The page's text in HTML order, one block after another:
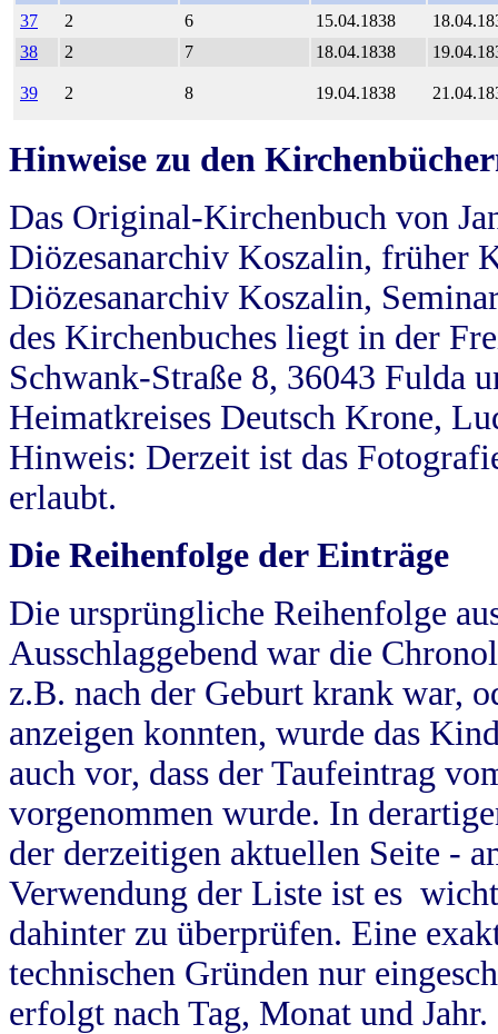
37
2 6 15.04.1838
38
2 7 18.04.1838
39 2 8 19.04.1838
Hinweise zu den
Das Original-Kirchenbuch von
Diözesanarchiv Koszalin, früher
Diözesanarchiv Koszalin,
des Kirchenbuches liegt in der
Schwank-Straße 8, 36043 Fulda
Heimatkreises Deutsch Krone,
Hinweis: Derzeit ist das
erlaubt.
Die Reihenfolge der Einträge
Die ursprüngliche Reihenfolge
Ausschlaggebend war die
z.B. nach der Geburt krank war,
anzeigen konnten, wurde das
auch vor, dass der Taufeintrag
vorgenommen wurde. In
der derzeitigen aktuellen Seite -
Verwendung der Liste ist es
dahinter zu überprüfen. Eine
technischen Gründen nur
erfolgt nach Tag, Monat und Jahr.